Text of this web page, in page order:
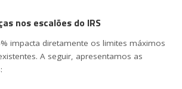
nos escalões do IRS
impacta diretamente os limites máximos
A seguir, apresentamos as